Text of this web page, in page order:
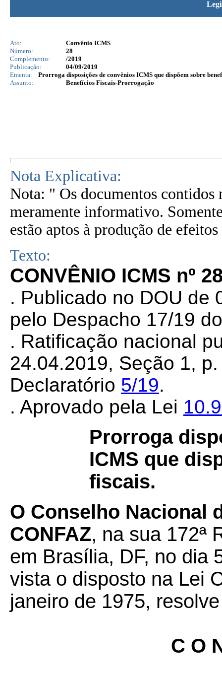
Ato:
Convênio ICMS
Número:
28
Complemento:
/2019
Publicação:
04/09/2019
Ementa:
Prorroga disposições de convênios ICMS que dispõem sobre
Assunto:
Benefícios Fiscais-Prorrogação
Nota Explicativa:
Nota: " Os documentos contidos
meramente informativo.
estão aptos à produção de
Texto:
CONVÊNIO ICMS nº
. Publicado no DOU de
pelo Despacho 17/19
. Ratificação nacional
24.04.2019, Seção 1,
Declaratório 5/19.
. Aprovado pela Lei
Prorroga
ICMS que
fiscais.
O Conselho Nacional
CONFAZ, na sua 172ª
em Brasília, DF, no dia
vista o disposto na Lei
janeiro de 1975,
C O